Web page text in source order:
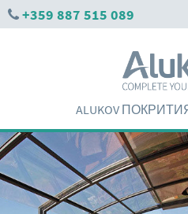
+359 887 515 089
ALUKOV